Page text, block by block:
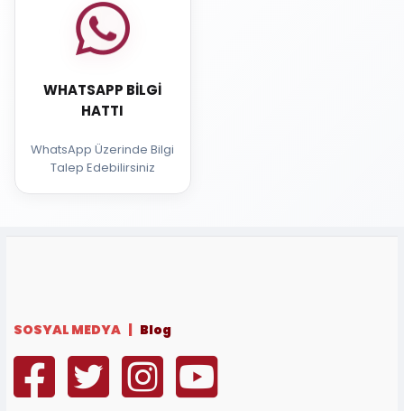
WHATSAPP BILGI
HATTI
WhatsApp Üzerinde Bilgi
Talep Edebilirsiniz
SOSYAL MEDYA | Blog